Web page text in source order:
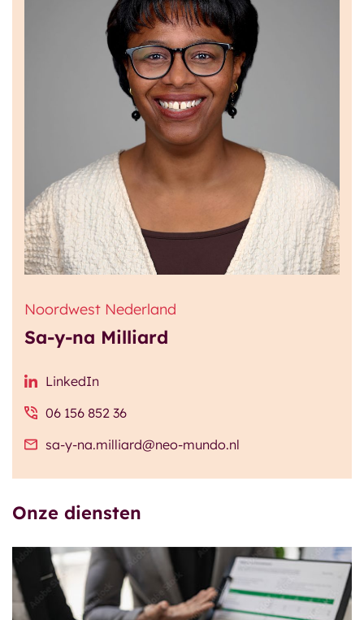
Noordwest Nederland
Sa-y-na Milliard
LinkedIn
06 156 852 36
sa-y-na.milliard@neo-mundo.nl
Onze diensten